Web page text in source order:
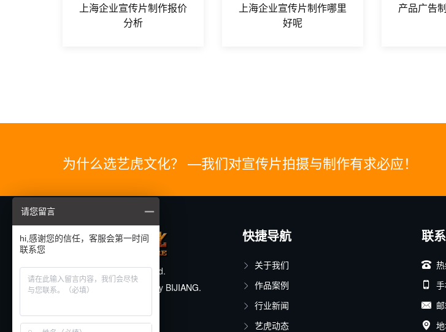
上海企业宣传片制作报价
分析
上海企业宣传片制作哪里
好呢
产品广告
为什么选艺虎文化？ —我们对宣传片拍摄与制作有求必应！
© 2025 All rights reserved.
Designed & Developed by BIJIANG.
快捷导航
关于我们
作品案例
行业新闻
艺虎动态
联
请您留言
hi,感谢您的信任，客服会第一时间
联系您